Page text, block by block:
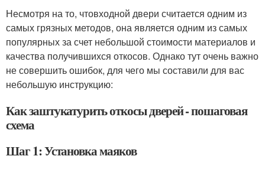
Несмотря на то, чтовходной двери считается одним из
самых грязных методов, она является одним из самых
популярных за счет небольшой стоимости материалов и
качества получившихся откосов. Однако тут очень важно
не совершить ошибок, для чего мы составили для вас
небольшую инструкцию:
Как заштукатурить откосы дверей - пошаговая
схема
Шаг 1: Установка маяков